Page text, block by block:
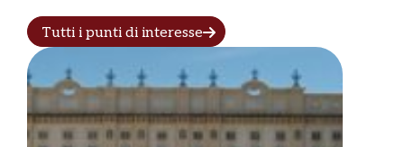
Tutti i punti di interesse